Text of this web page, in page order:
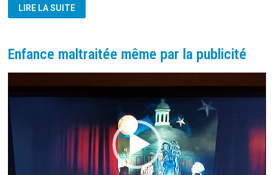
LGBT
PÉDOPHILIE
DÉGUISÉE
LIRE LA SUITE
Enfance maltraitée même par la publicité
vidéo